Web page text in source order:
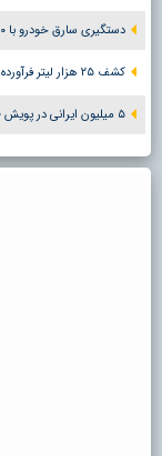
دستگیری سارق خودرو با ۴۰ فقره سرقت در کرج
کشف ۲۵ هزار لیتر فرآورده نفتی گازوئیل غیر مجاز در اشتهارد
۵ میلیون ایرانی در پویش «زندگی با آیه‌ها» شرکت کردند